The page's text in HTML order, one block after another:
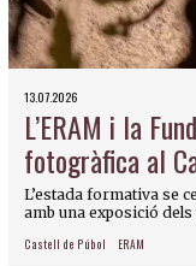
13.07.2026
L’ERAM i la
fotogràfica al
L’estada formativa se
amb una exposició dels
Castell de Púbol ERAM